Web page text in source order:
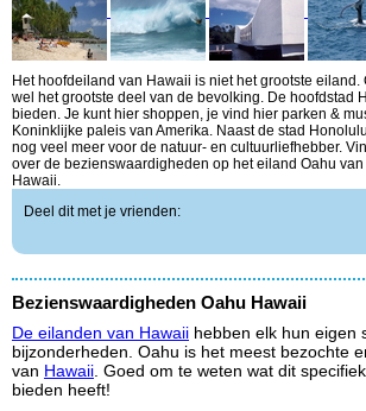
Het hoofdeiland van Hawaii is niet het grootste eiland.
wel het grootste deel van de bevolking. De hoofdstad
bieden. Je kunt hier shoppen, je vind hier parken &
Koninklijke paleis van Amerika. Naast de stad
nog veel meer voor de natuur- en cultuurliefhebber.
over de bezienswaardigheden op het eiland Oahu
Hawaii.
Deel dit met je vrienden:
Bezienswaardigheden Oahu Hawaii
De eilanden van Hawaii hebben elk hun eigen
bijzonderheden. Oahu is het meest bezochte
van Hawaii. Goed om te weten wat dit
bieden heeft!